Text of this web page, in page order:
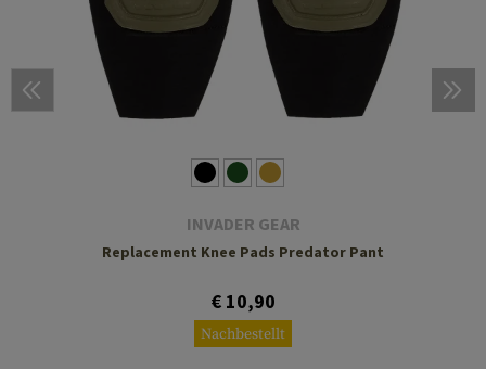
INVADER GEAR
Replacement Knee Pads Predator Pant
€ 10,90
Nachbestellt